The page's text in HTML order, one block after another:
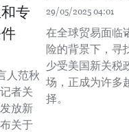
专
人范秋
者关
放新
关于
29/05/2025 04:01
在全球贸易面临
险的背景下，寻
少受美国新关税
场，正成为许多
择。